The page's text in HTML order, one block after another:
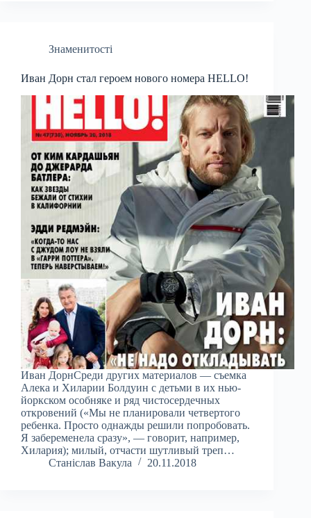
Знаменитості
Иван Дорн стал героем нового номера HELLO!
Иван ДорнСреди других материалов — съемка
Алека и Хиларии Болдуин с детьми в их нью-
йоркском особняке и ряд чистосердечных
откровений («Мы не планировали четвертого
ребенка. Просто однажды решили попробовать.
Я забеременела сразу», — говорит, например,
Хилария); милый, отчасти шутливый треп…
Станіслав Вакула
20.11.2018